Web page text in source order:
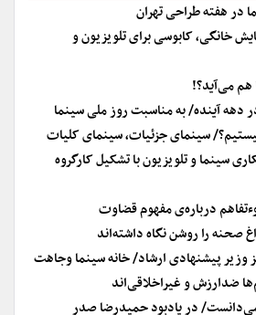
در هفته طراحی تهران
خانگی، کابوسی برای تلویزیون و
هم می‌آید؟!
دهه آینده/ به مناسبت روز ملی سینما
سینمای جزئیات، سینمای کلیات
سینما و تلویزیون با تشکیل کارگروه
درباره‌ی مفهوم قضاوت
صحنه را روشن نگاه داشته‌اند
وزیر پیشنهادی ارشاد/ خانه سینما وجاهت
ضدارزش و غیراخلاقی‌اند
در یادبود حمیدرضا صدر